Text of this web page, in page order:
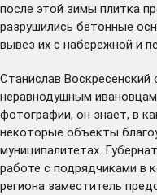
после этой зимы плитка
разрушились бетонные
вывез их с набережной и
Станислав Воскресенский
неравнодушным
фотографии, он знает, в
некоторые объекты
муниципалитетах.
работе с подрядчиками в
региона заместитель